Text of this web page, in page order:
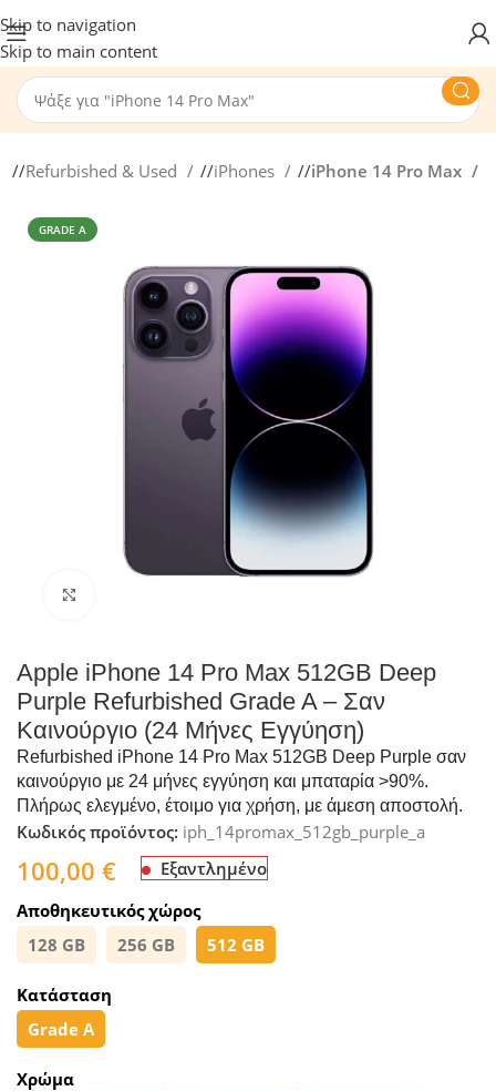
Skip to navigation
Skip to main content
/ Refurbished & Used / iPhones / iPhone 14 Pro Max
GRADE A
Apple iPhone 14 Pro Max 512GB Deep
Purple Refurbished Grade A – Σαν
Καινούργιο (24 Μήνες Εγγύηση)
Refurbished iPhone 14 Pro Max 512GB Deep Purple σαν
καινούργιο με 24 μήνες εγγύηση και μπαταρία >90%.
Πλήρως ελεγμένο, έτοιμο για χρήση, με άμεση αποστολή.
Κωδικός προϊόντος: iph_14promax_512gb_purple_a
100,00€
Εξαντλημένο
Αποθηκευτικός χώρος
128 GB
256 GB 512 GB
Κατάσταση
Grade A
Χρώμα